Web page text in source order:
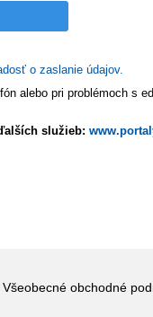
o zaslanie údajov.
alebo pri problémoch s
služieb:
Všeobecné obchodné